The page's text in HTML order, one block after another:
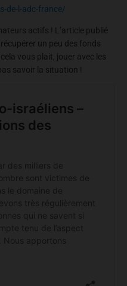
de-l-adc-france/
actifs ! L’article publié
un peu des fonds
vous plait, jouer avec les
savoir la situation !